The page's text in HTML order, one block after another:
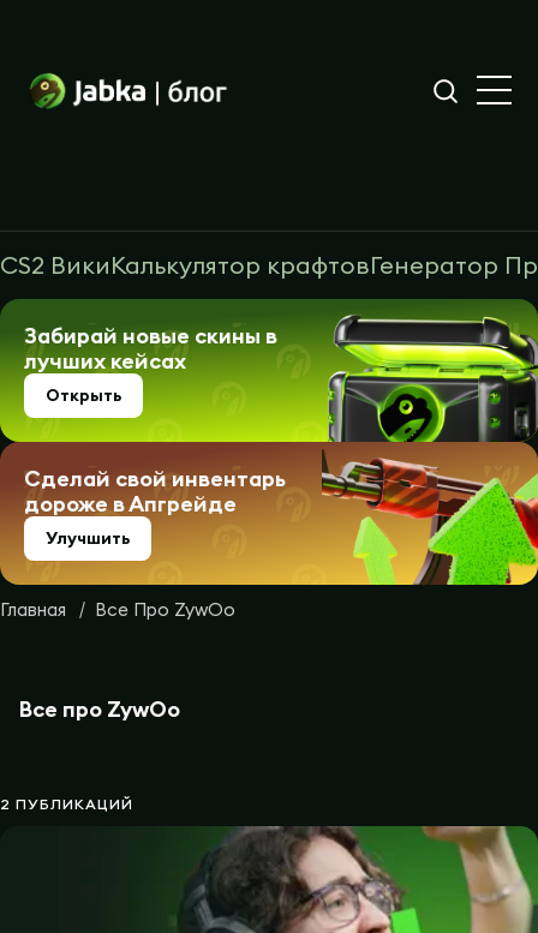
CS2 ВикиКалькулятор крафтовГенератор
Забирай новые скины в
лучших кейсах
Открыть
Сделай свой инвентарь
дороже в Апгрейде
Улучшить
Главная Все Про ZywOo
Все про ZywOo
2 ПУБЛИКАЦИЙ